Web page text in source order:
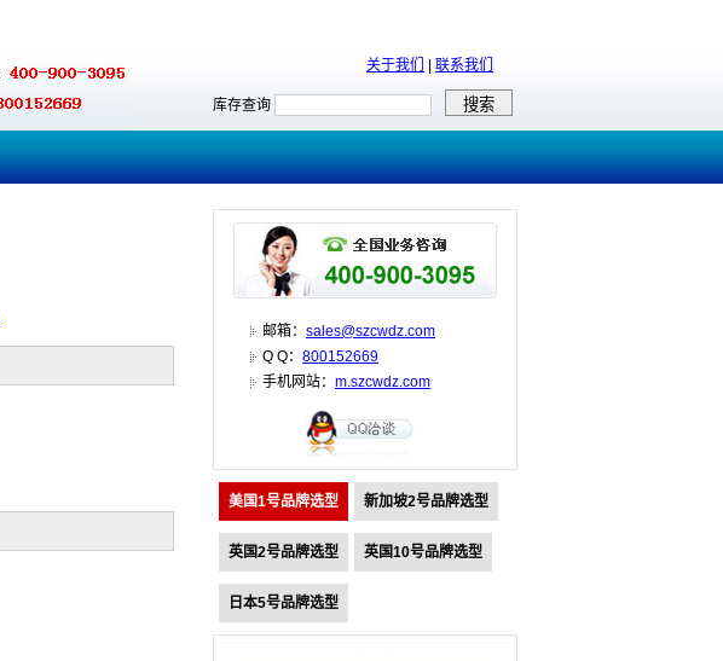
关于我们 联系我们
库存查询
邮箱： sales@szcwdz.com
Q Q： 800152669
手机网站： m.szcwdz.com
美国1号品牌选型 新加坡2号品牌选型
英国2号品牌选型 英国10号品牌选型
日本5号品牌选型